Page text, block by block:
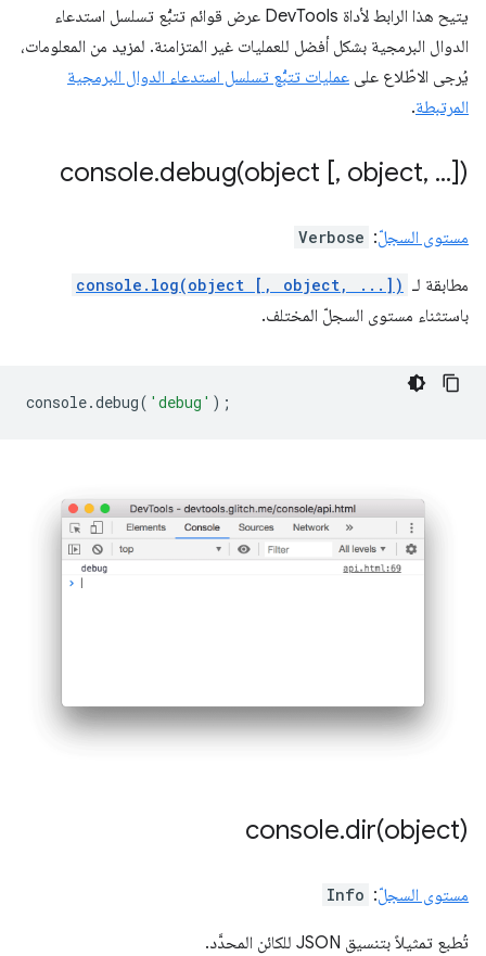
يتيح هذا الرابط لأداة DevTools عرض قوائم تتبُّع تسلسل استدعاء
الدوال البرمجية بشكل أفضل للعمليات غير المتزامنة. لمزيد من المعلومات،
يُرجى الاطّلاع على عمليات تتبُّع تسلسل استدعاء الدوال البرمجية
المرتبطة.
console.debug(object [, object, ...])
مستوى السجلّ:
Verbose
مطابقة لـ console.log(object [, object, ...])
باستثناء مستوى السجلّ المختلف.
console.debug( 'debug' );
console.dir(object)
مستوى السجلّ:
Info
تُطبع تمثيلاً بتنسيق JSON للكائن المحدَّد.